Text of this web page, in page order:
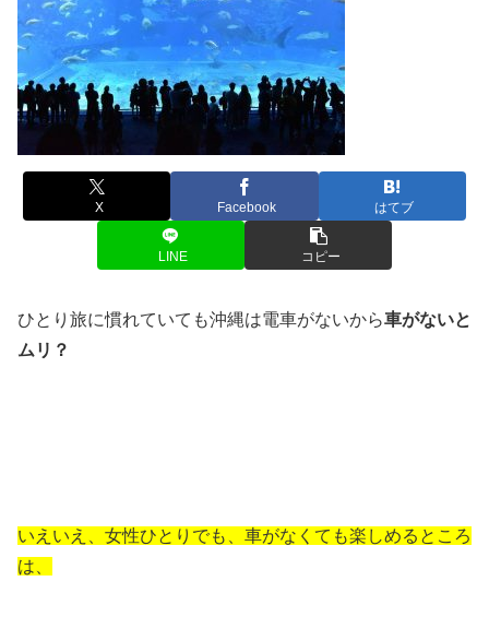
X Facebook はてブ
LINE コピー
ひとり旅に慣れていても沖縄は電車がないから車がないと
ムリ？
いえいえ、女性ひとりでも、車がなくても楽しめるところ
は、